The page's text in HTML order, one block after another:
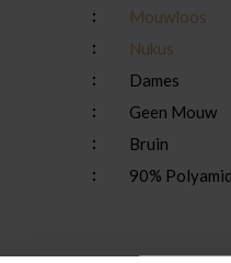
Mouwloos
Nukus
Dames
Geen Mouw
Bruin
90%